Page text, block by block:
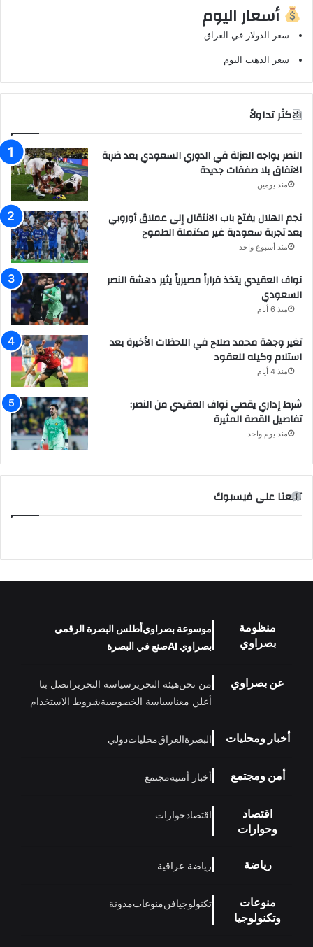
أسعار اليوم
سعر الدولار في العراق
سعر الذهب اليوم
الاكثر تداولاً
النصر يواجه العزلة في الدوري السعودي بعد ضربة
الاتفاق بلا صفقات جديدة
منذ يومين
نجم الهلال يفتح باب الانتقال إلى عملاق أوروبي
بعد تجربة سعودية غير مكتملة الطموح
منذ أسبوع واحد
نواف العقيدي يتخذ قراراً مصيرياً يثير دهشة النصر
السعودي
منذ 6 أيام
تغير وجهة محمد صلاح في اللحظات الأخيرة بعد
استلام وكيله للعقود
منذ 4 أيام
شرط إداري يقصي نواف العقيدي من النصر:
تفاصيل القصة المثيرة
منذ يوم واحد
تابعنا على فيسبوك
منظومة
بصراوي
موسوعة بصراويأطلس البصرة الرقمي
بصراوي AI
صنع في البصرة
عن بصراوي من نحنهيئة التحرير سياسة التحرير اتصل بنا
أعلن معناسياسة الخصوصيةشروط الاستخدام
أخبار ومحليات البصرةالعراقمحلياتدولي
أمن ومجتمع أخبار أمنيةمجتمع
اقتصاد
وحوارات
اقتصادحوارات
رياضة رياضة عراقية
منوعات
وتكنولوجيا
تكنولوجيافنمنوعاتمدونة